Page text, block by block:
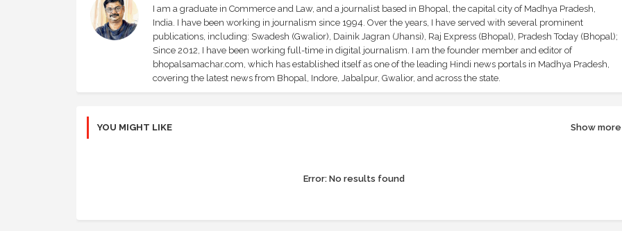
I am a graduate in Commerce and Law, and a journalist based in Bhopal, the capital city of Madhya Pradesh,
India. I have been working in journalism since 1994. Over the years, I have served with several prominent
publications, including: Swadesh (Gwalior), Dainik Jagran (Jhansi), Raj Express (Bhopal), Pradesh Today (Bhopal);
Since 2012, I have been working full-time in digital journalism. I am the founder member and editor of
bhopalsamachar.com, which has established itself as one of the leading Hindi news portals in Madhya Pradesh,
covering the latest news from Bhopal, Indore, Jabalpur, Gwalior, and across the state.
YOU MIGHT LIKE Show more
Error:No results found